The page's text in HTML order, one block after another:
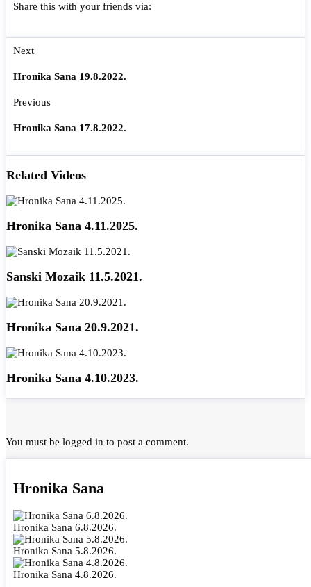
Share this with your friends via:
Next
Hronika Sana 19.8.2022.
Previous
Hronika Sana 17.8.2022.
Related Videos
Hronika Sana 4.11.2025.
Sanski Mozaik 11.5.2021.
Hronika Sana 20.9.2021.
Hronika Sana 4.10.2023.
You must be logged in to post a comment.
Hronika Sana
Hronika Sana 6.8.2026.
Hronika Sana 5.8.2026.
Hronika Sana 4.8.2026.